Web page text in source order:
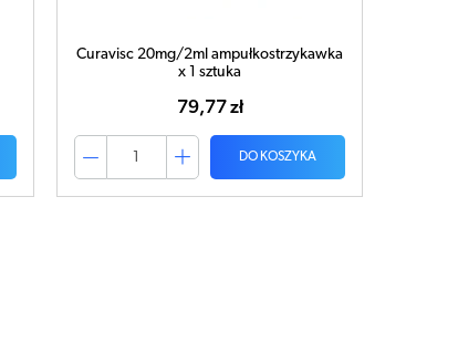
Curavisc 20mg/2ml ampułkostrzykawka
x 1 sztuka
79,77 zł
DO KOSZYKA